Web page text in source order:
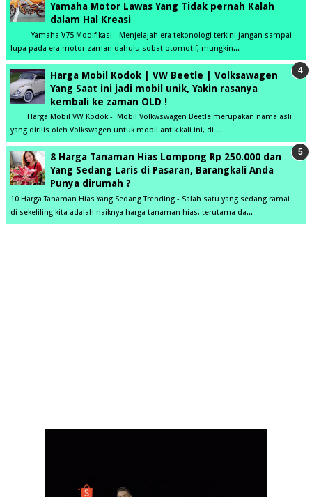
Yamaha Motor Lawas Yang Tidak pernah Kalah
dalam Hal Kreasi
Yamaha V75 Modifikasi - Menjelajah era tekonologi terkini jangan sampai
lupa pada era motor zaman dahulu sobat otomotif, mungkin...
Harga Mobil Kodok | VW Beetle | Volksawagen
Yang Saat ini jadi mobil unik, Yakin rasanya
kembali ke zaman OLD !
Harga Mobil VW Kodok - Mobil Volkwswagen Beetle merupakan nama asli
yang dirilis oleh Volkswagen untuk mobil antik kali ini, di ...
8 Harga Tanaman Hias Lompong Rp 250.000 dan
Yang Sedang Laris di Pasaran, Barangkali Anda
Punya dirumah ?
10 Harga Tanaman Hias Yang Sedang Trending - Salah satu yang sedang ramai
di sekeliling kita adalah naiknya harga tanaman hias, terutama da...